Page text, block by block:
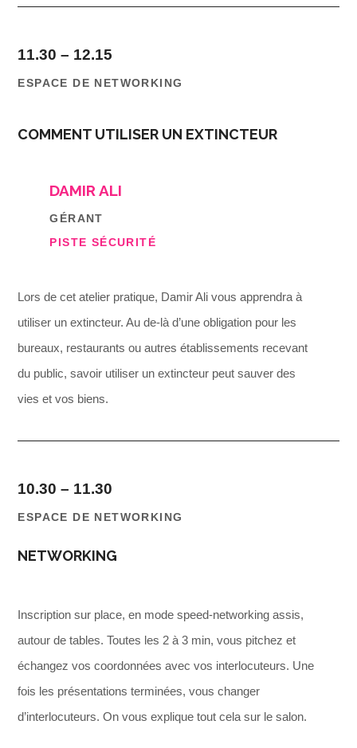
11.30 – 12.15
ESPACE DE NETWORKING
COMMENT UTILISER UN EXTINCTEUR
DAMIR ALI
GÉRANT
PISTE SÉCURITÉ
Lors de cet atelier pratique, Damir Ali vous apprendra à
utiliser un extincteur. Au de-là d’une obligation pour les
bureaux, restaurants ou autres établissements recevant
du public, savoir utiliser un extincteur peut sauver des
vies et vos biens.
10.30 – 11.30
ESPACE DE NETWORKING
NETWORKING
Inscription sur place, en mode speed-networking assis,
autour de tables. Toutes les 2 à 3 min, vous pitchez et
échangez vos coordonnées avec vos interlocuteurs. Une
fois les présentations terminées, vous changer
d’interlocuteurs. On vous explique tout cela sur le salon.